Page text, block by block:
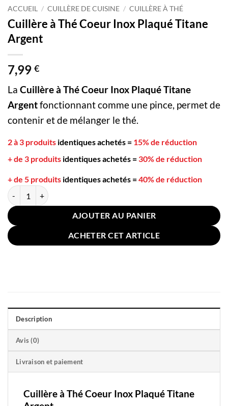
ACCUEIL / CUILLÈRE DE CUISINE / CUILLÈRE À THÉ
Cuillère à Thé Coeur Inox Plaqué Titane
Argent
7,99 €
La Cuillère à Thé Coeur Inox Plaqué Titane
Argentfonctionnant comme une pince, permet de
contenir et de mélanger le thé.
2 à 3 produits identiques achetés = 15% de réduction
+ de 3 produits identiques achetés = 30% de réduction
+ de 5 produits identiques achetés =40% de réduction
quantité de Cuillère à Thé Coeur Inox Plaqué Titane Argent
AJOUTER AU PANIER
ACHETER CET ARTICLE
Description
Avis (0)
Livraison et paiement
Cuillère à Thé Coeur Inox Plaqué Titane